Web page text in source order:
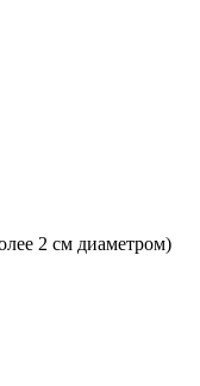
2 см диаметром)